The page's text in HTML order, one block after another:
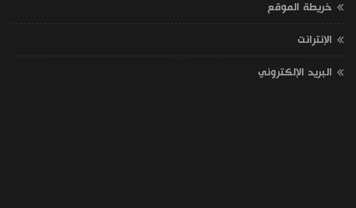
خريطة الموقع
الإنترانت
البريد الإلكتروني